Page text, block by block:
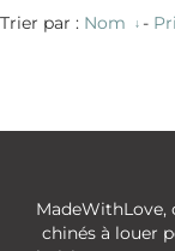
Trier par : Nom -
MadeWithLove,
chinés à louer